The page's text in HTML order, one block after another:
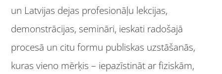
un Latvijas dejas profesionāļu lekcijas,
demonstrācijas, semināri, ieskati radošajā
procesā un citu formu publiskas uzstāšanās,
kuras vieno mērķis – iepazīstināt ar fiziskām,